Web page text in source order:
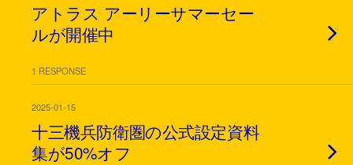
アトラス アーリーサマーセー
ルが開催中
1 RESPONSE
2025-01-15
十三機兵防衛圏の公式設定資料
集が50%オフ